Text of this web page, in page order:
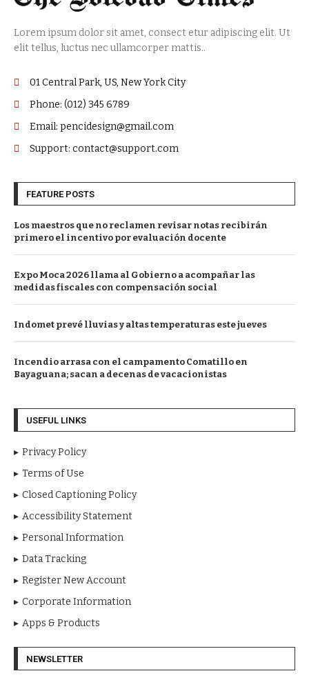
Lorem ipsum dolor sit amet, consect etur adipiscing elit. Ut
elit tellus, luctus nec ullamcorper mattis..
01 Central Park, US, New York City
Phone: (012) 345 6789
Email: pencidesign@gmail.com
Support: contact@support.com
FEATURE POSTS
Los maestros que no reclamen revisar notas recibirán
primero el incentivo por evaluación docente
Expo Moca 2026 llama al Gobierno a acompañar las
medidas fiscales con compensación social
Indomet prevé lluvias y altas temperaturas este jueves
Incendio arrasa con el campamento Comatillo en
Bayaguana; sacan a decenas de vacacionistas
USEFUL LINKS
Privacy Policy
Terms of Use
Closed Captioning Policy
Accessibility Statement
Personal Information
Data Tracking
Register New Account
Corporate Information
Apps & Products
NEWSLETTER